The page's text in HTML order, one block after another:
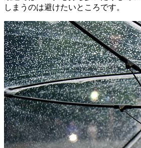
しまうのは避けたいところです。